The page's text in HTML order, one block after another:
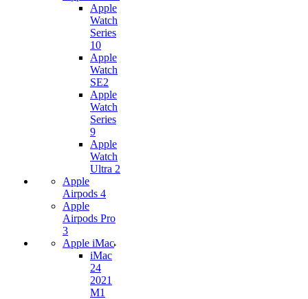
Apple
Watch
Series
10
Apple
Watch
SE2
Apple
Watch
Series
9
Apple
Watch
Ultra 2
Apple
Airpods 4
Apple
Airpods Pro
3
Apple iMac
iMac
24
2021
M1